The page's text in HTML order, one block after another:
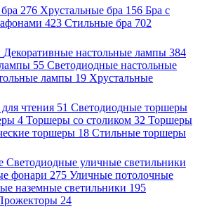
276 Хрустальные бра 156 Бра с
423 Стильные бра 702
Декоративные настольные лампы 384
55 Светодиодные настольные
лампы 19 Хрустальные
чтения 51 Светодиодные торшеры
4 Торшеры со столиком 32 Торшеры
торшеры 18 Стильные торшеры
Светодиодные уличные светильники
фонари 275 Уличные потолочные
наземные светильники 195
24